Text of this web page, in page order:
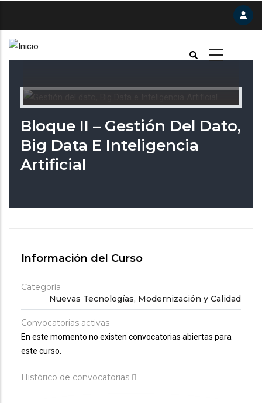
contenido
Bloque II – Gestión Del Dato,
Big Data E Inteligencia
Artificial
Información del Curso
Categoría
Nuevas Tecnologías, Modernización y Calidad
Convocatorias activas
En este momento no existen convocatorias abiertas para
este curso.
Histórico de convocatorias